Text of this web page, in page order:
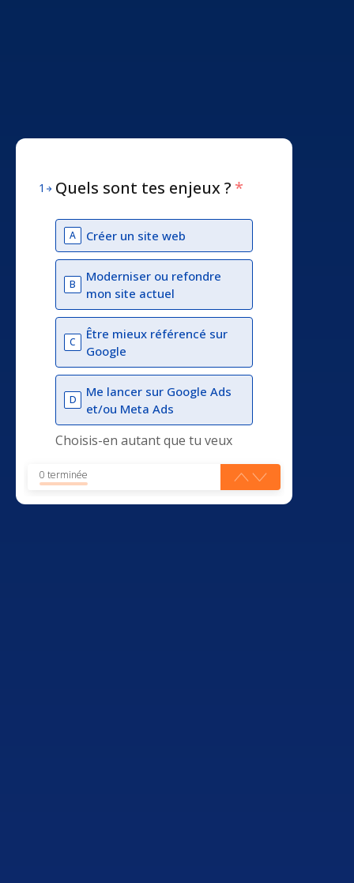
1 Quels sont tes enjeux ? *
A Créer un site web
B
Moderniser ou refondre
mon site actuel
C
Être mieux référencé sur
Google
D
Me lancer sur Google Ads
et/ou Meta Ads
Choisis-en autant que tu veux
0 terminée